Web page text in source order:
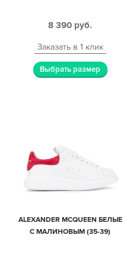
8 390 руб.
Заказать в 1 клик
Выбрать размер
ALEXANDER MCQUEEN БЕЛЫЕ
С МАЛИНОВЫМ (35-39)